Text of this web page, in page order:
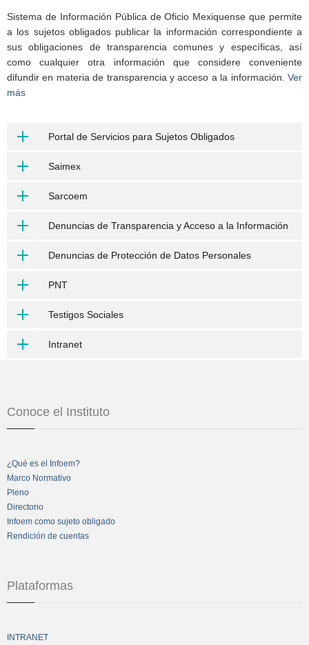
Sistema de Información Pública de Oficio Mexiquense que permite
a los sujetos obligados publicar la información correspondiente a
sus obligaciones de transparencia comunes y específicas, así
como cualquier otra información que considere conveniente
difundir en materia de transparencia y acceso a la información. Ver
más
Portal de Servicios para Sujetos Obligados
Saimex
Sarcoem
Denuncias de Transparencia y Acceso a la Información
Denuncias de Protección de Datos Personales
PNT
Testigos Sociales
Intranet
Conoce el Instituto
¿Qué es el Infoem?
Marco Normativo
Pleno
Directorio
Infoem como sujeto obligado
Rendición de cuentas
Plataformas
INTRANET